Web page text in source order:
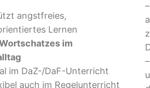
angstfreies,
Lernen
im
im DaZ-/DaF-Unterricht
auch im Regelunterricht
–
–